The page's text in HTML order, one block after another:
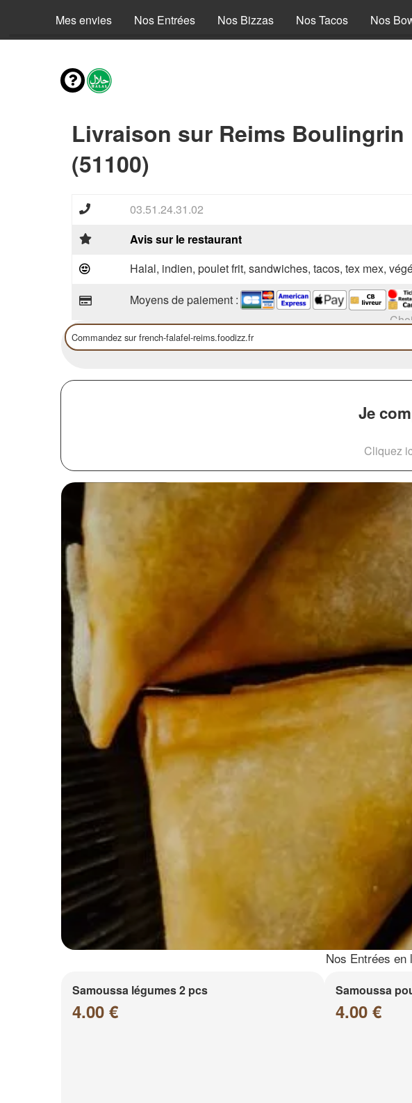
Mes envies Nos Entrées Nos Bizzas Nos Tacos Nos
Livraison sur Reims Boulingrin
(51100)
03.51.24.31.02
Avis sur le restaurant
Halal, indien, poulet frit, sandwiches, tacos, tex mex,
Moyens de paiement :
Je
Cliquez
Nos Entrées en
Samoussa légumes 2 pcs
4.00 €
Samoussa
4.00 €